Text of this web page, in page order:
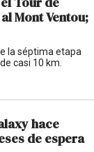
Mont Ventou;
la séptima etapa
casi 10 km.
hace
de espera